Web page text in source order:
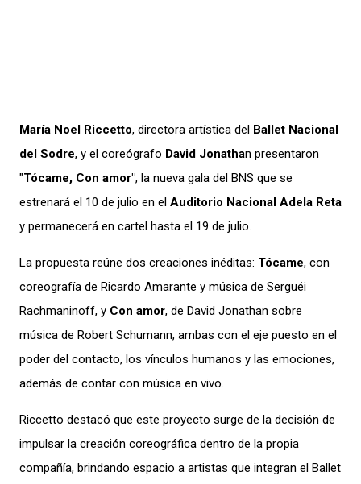
María Noel Riccetto, directora artística del Ballet Nacional
del Sodre, y el coreógrafo David Jonathan presentaron
"Tócame, Con amor", la nueva gala del BNS que se
estrenará el 10 de julio en el Auditorio Nacional Adela Reta
y permanecerá en cartel hasta el 19 de julio.
La propuesta reúne dos creaciones inéditas: Tócame, con
coreografía de Ricardo Amarante y música de Serguéi
Rachmaninoff, y Con amor, de David Jonathan sobre
música de Robert Schumann, ambas con el eje puesto en el
poder del contacto, los vínculos humanos y las emociones,
además de contar con música en vivo.
Riccetto destacó que este proyecto surge de la decisión de
impulsar la creación coreográfica dentro de la propia
compañía, brindando espacio a artistas que integran el Ballet